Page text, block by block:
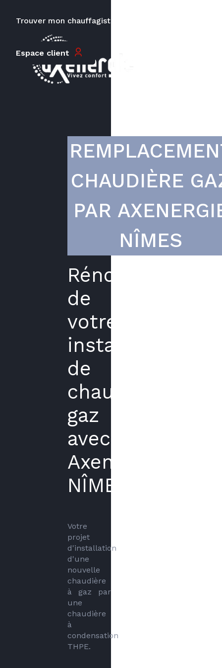
Trouver mon chauffagiste
Espace client
CHAUDIÈRE
PAR
NÎMES
Rénovation
de
votre
installation
de
chauffage
gaz
avec
Axenergie
NÎMES
Votre
projet
d'installation
d'une
nouvelle
chaudière
à gaz par
une
chaudière
à
condensation
THPE.